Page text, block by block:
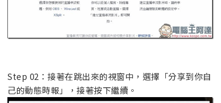
Step 02：接著在跳出來的視窗中，選擇「分享到你自
己的動態時報」，接著按下繼續。